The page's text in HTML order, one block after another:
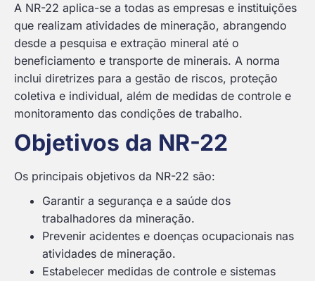
A NR-22 aplica-se a todas as empresas e instituições
que realizam atividades de mineração, abrangendo
desde a pesquisa e extração mineral até o
beneficiamento e transporte de minerais. A norma
inclui diretrizes para a gestão de riscos, proteção
coletiva e individual, além de medidas de controle e
monitoramento das condições de trabalho.
Objetivos da NR-22
Os principais objetivos da NR-22 são:
Garantir a segurança e a saúde dos
trabalhadores da mineração.
Prevenir acidentes e doenças ocupacionais nas
atividades de mineração.
Estabelecer medidas de controle e sistemas